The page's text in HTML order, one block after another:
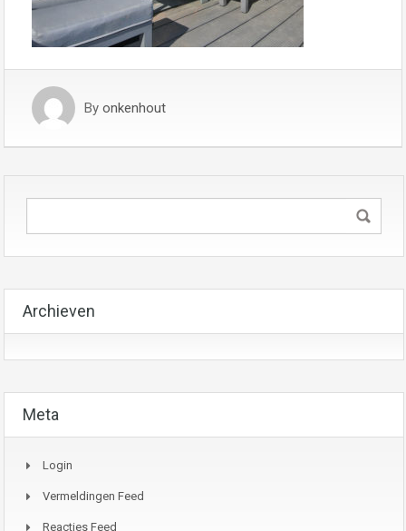
By onkenhout
Archieven
Meta
Login
Vermeldingen Feed
Reacties Feed